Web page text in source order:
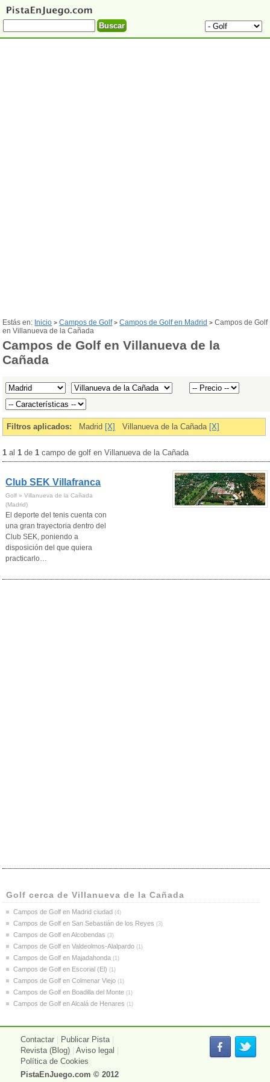
Estás en: Inicio >Campos de Golf>Campos de Golf en Madrid >Campos de Golf
en Villanueva de la Cañada
Campos de Golf en Villanueva de la
Cañada
Filtros aplicados: Madrid [X] Villanueva de la Cañada [X]
1 al1 de1 campo de golf en Villanueva de la Cañada
Club SEK Villafranca
Golf » Villanueva de la Cañada
(Madrid)
El deporte del tenis cuenta con
una gran trayectoria dentro del
Club SEK, poniendo a
disposición del que quiera
practicarlo…
Golf cerca de Villanueva de la Cañada
Campos de Golf en Madrid ciudad (4)
Campos de Golf en San Sebastián de los Reyes (3)
Campos de Golf en Alcobendas (3)
Campos de Golf en Valdeolmos-Alalpardo (1)
Campos de Golf en Majadahonda (1)
Campos de Golf en Escorial (El) (1)
Campos de Golf en Colmenar Viejo (1)
Campos de Golf en Boadilla del Monte (1)
Campos de Golf en Alcalá de Henares (1)
Contactar Publicar Pista
Revista (Blog)
Aviso legal
Política de Cookies
PistaEnJuego.com © 2012